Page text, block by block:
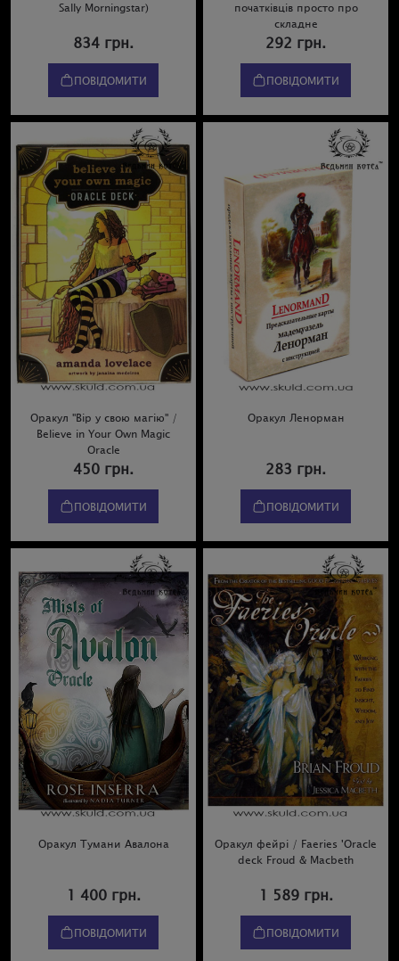
Sally Morningstar)
834 грн.
ПОВІДОМИТИ
початківців просто про
складне
292 грн.
ПОВІДОМИТИ
Оракул "Вір у свою магію" /
Believe in Your Own Magic
Oracle
450 грн.
ПОВІДОМИТИ
Оракул Ленорман
283 грн.
ПОВІДОМИТИ
Оракул Тумани Авалона
1 400 грн.
ПОВІДОМИТИ
Оракул фейрі / Faeries 'Oracle
deck Froud & Macbeth
1 589 грн.
ПОВІДОМИТИ